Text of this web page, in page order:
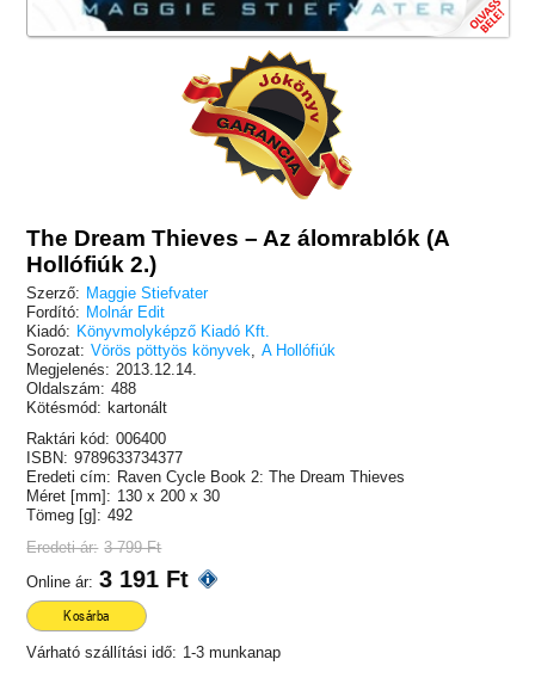
The Dream Thieves – Az álomrablók (A
Hollófiúk 2.)
Szerző: Maggie Stiefvater
Fordító: Molnár Edit
Kiadó: Könyvmolyképző Kiadó Kft.
Sorozat: Vörös pöttyös könyvek, A Hollófiúk
Megjelenés: 2013.12.14.
Oldalszám: 488
Kötésmód: kartonált
Raktári kód: 006400
ISBN: 9789633734377
Eredeti cím: Raven Cycle Book 2: The Dream Thieves
Méret [mm]: 130 x 200 x 30
Tömeg [g]: 492
Eredeti ár: 3 799 Ft
Online ár: 3 191 Ft
Kosárba
Várható szállítási idő: 1-3 munkanap